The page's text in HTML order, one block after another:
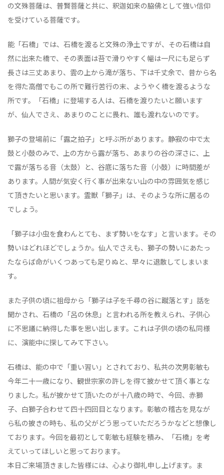
の文殊菩薩は、普賢菩薩と共に、釈迦如来の脇佛として強い信仰
を受けている菩薩です。
能「石橋」では、石橋を渡ると文殊の浄土ですが、その石橋は自
然に出来た橋で、その表面は苔で滑りやすく幅は一尺にも足らず
長さは三丈あまり、雲の上から滝が落ち、下は千丈余で、昔から名
を得た高僧でもこの所で難行苦行の末、ようやく橋を渡るような
所です。「石橋」に登場する人は、石橋を渡りたいと願います
が、仙人でさえ、あまりのことに畏れ、誰も渡れないのです。
獅子の登場前に「露之拍子」と呼ぶ所があります。静寂の中で太
鼓と小鼓のみで、上の方から露が落ち、あまりの谷の深さに、上
で露が落ちる音（太鼓）と、谷底に落ちた音（小鼓）に時間差が
あります。人間が気安く行く事が出来ない山の中の雰囲気を感じ
て頂きたいと思います。霊獣「獅子」は、そのような所に居るの
でしょう。
「獅子は小虫を食わんとても、まず勢いをなす」と言います。その
勢いはどれほどでしょうか。仙人でさえも、獅子の勢いにあたっ
たならば命がいくつあっても足りぬと、早々に退散してしまいま
す。
また子供の頃に祖母から「獅子は子を千尋の谷に蹴落とす」話を
聞かされ、石橋の「呂の休息」と言われる所を教えられ、子供心
に不思議に納得した事を思い出します。これは子供の頃の私同様
に、演能中に探してみて下さい。
石橋は、能の中で「重い習い」とされており、私共の次男彰敏も
今年二十一歳になり、観世宗家の許しを得て披かせて頂く事とな
りました。私が披かせて頂いたのが十八歳の時で、今回、赤獅
子、白獅子合わせて四十四回目となります。彰敏の稽古を見なが
ら私の披きの時も、私の父がどう思っていただろうかなどと想像し
ております。今回を最初として彰敏も経験を積み、「石橋」を考
えていってほしいと思っております。
本日ご来場頂きました皆様には、心より御礼申し上げます。ま